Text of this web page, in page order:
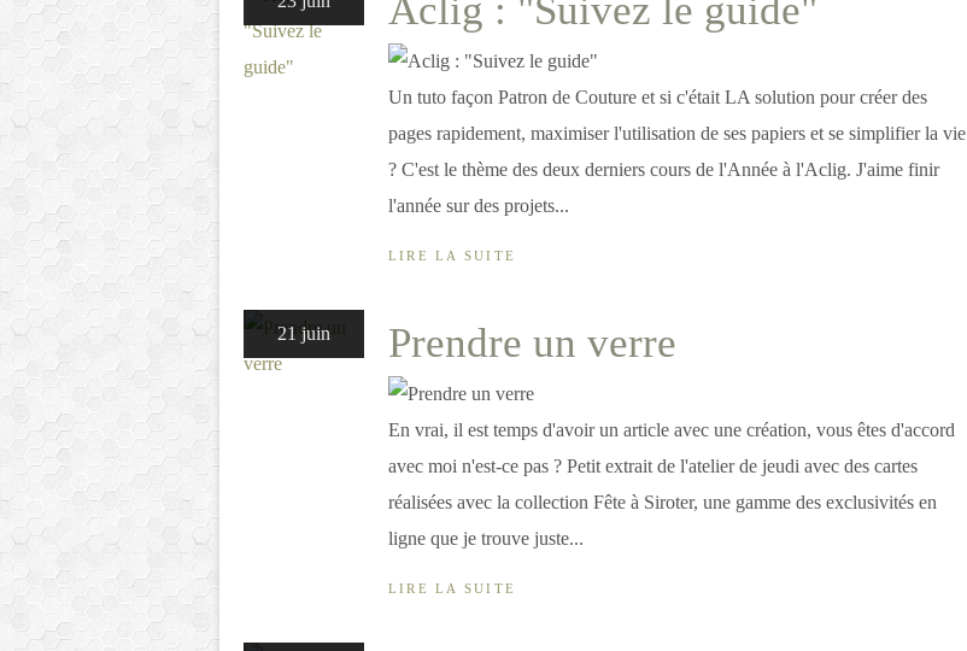
Aclig : "Suivez le guide"
Un tuto façon Patron de Couture et si c'était LA solution pour créer des
pages rapidement, maximiser l'utilisation de ses papiers et se simplifier la vie
? C'est le thème des deux derniers cours de l'Année à l'Aclig. J'aime finir
l'année sur des projets...
LIRE LA SUITE
21 juin Prendre un verre
En vrai, il est temps d'avoir un article avec une création, vous êtes d'accord
avec moi n'est-ce pas ? Petit extrait de l'atelier de jeudi avec des cartes
réalisées avec la collection Fête à Siroter, une gamme des exclusivités en
ligne que je trouve juste...
LIRE LA SUITE